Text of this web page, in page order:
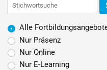
Alle
Nur Präsenz
Nur Online
Nur E-Learning